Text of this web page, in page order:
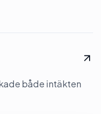
både intäkten